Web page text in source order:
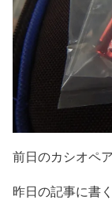
前日のカシオペ
昨日の記事に書